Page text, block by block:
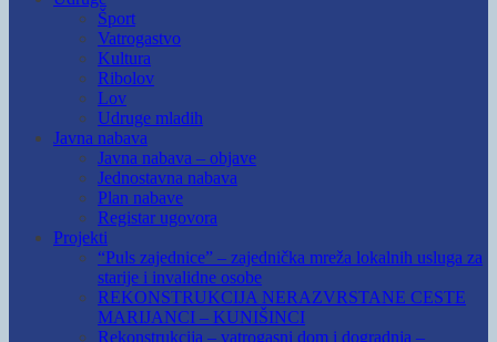
Šport
Vatrogastvo
Kultura
Ribolov
Lov
Udruge mladih
Javna nabava
Javna nabava – objave
Jednostavna nabava
Plan nabave
Registar ugovora
Projekti
“Puls zajednice” – zajednička mreža lokalnih usluga za
starije i invalidne osobe
REKONSTRUKCIJA NERAZVRSTANE CESTE
MARIJANCI – KUNIŠINCI
Rekonstrukcija – vatrogasni dom i dogradnja –